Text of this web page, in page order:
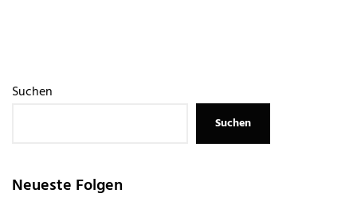
Suchen
Suchen
Neueste Folgen